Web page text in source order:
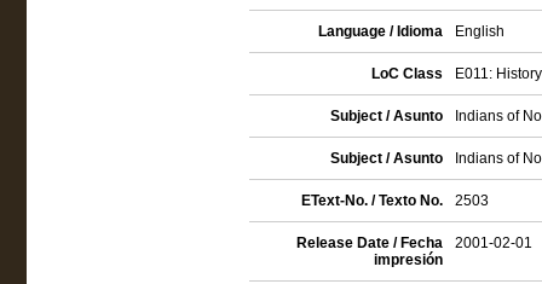
Language / Idioma English
LoC Class E011:
Subject / Asunto Indians of
Subject / Asunto Indians of
EText-No. / Texto No. 2503
Release Date / Fecha
impresión
2001-02-01